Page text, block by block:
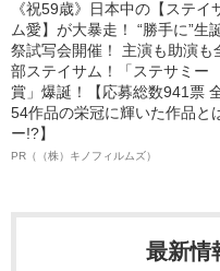
《祝59歳》日本中の【ステイ
ム愛】が大暴走！ “勝手に”生
祭試写会開催！ 主演も助演も
部ステイサム！「ステサミー
賞」爆誕！【応募総数941票
54作品の栄冠に輝いた作品と
ー!?】
PR（（株）キノフィルムズ）
最新情